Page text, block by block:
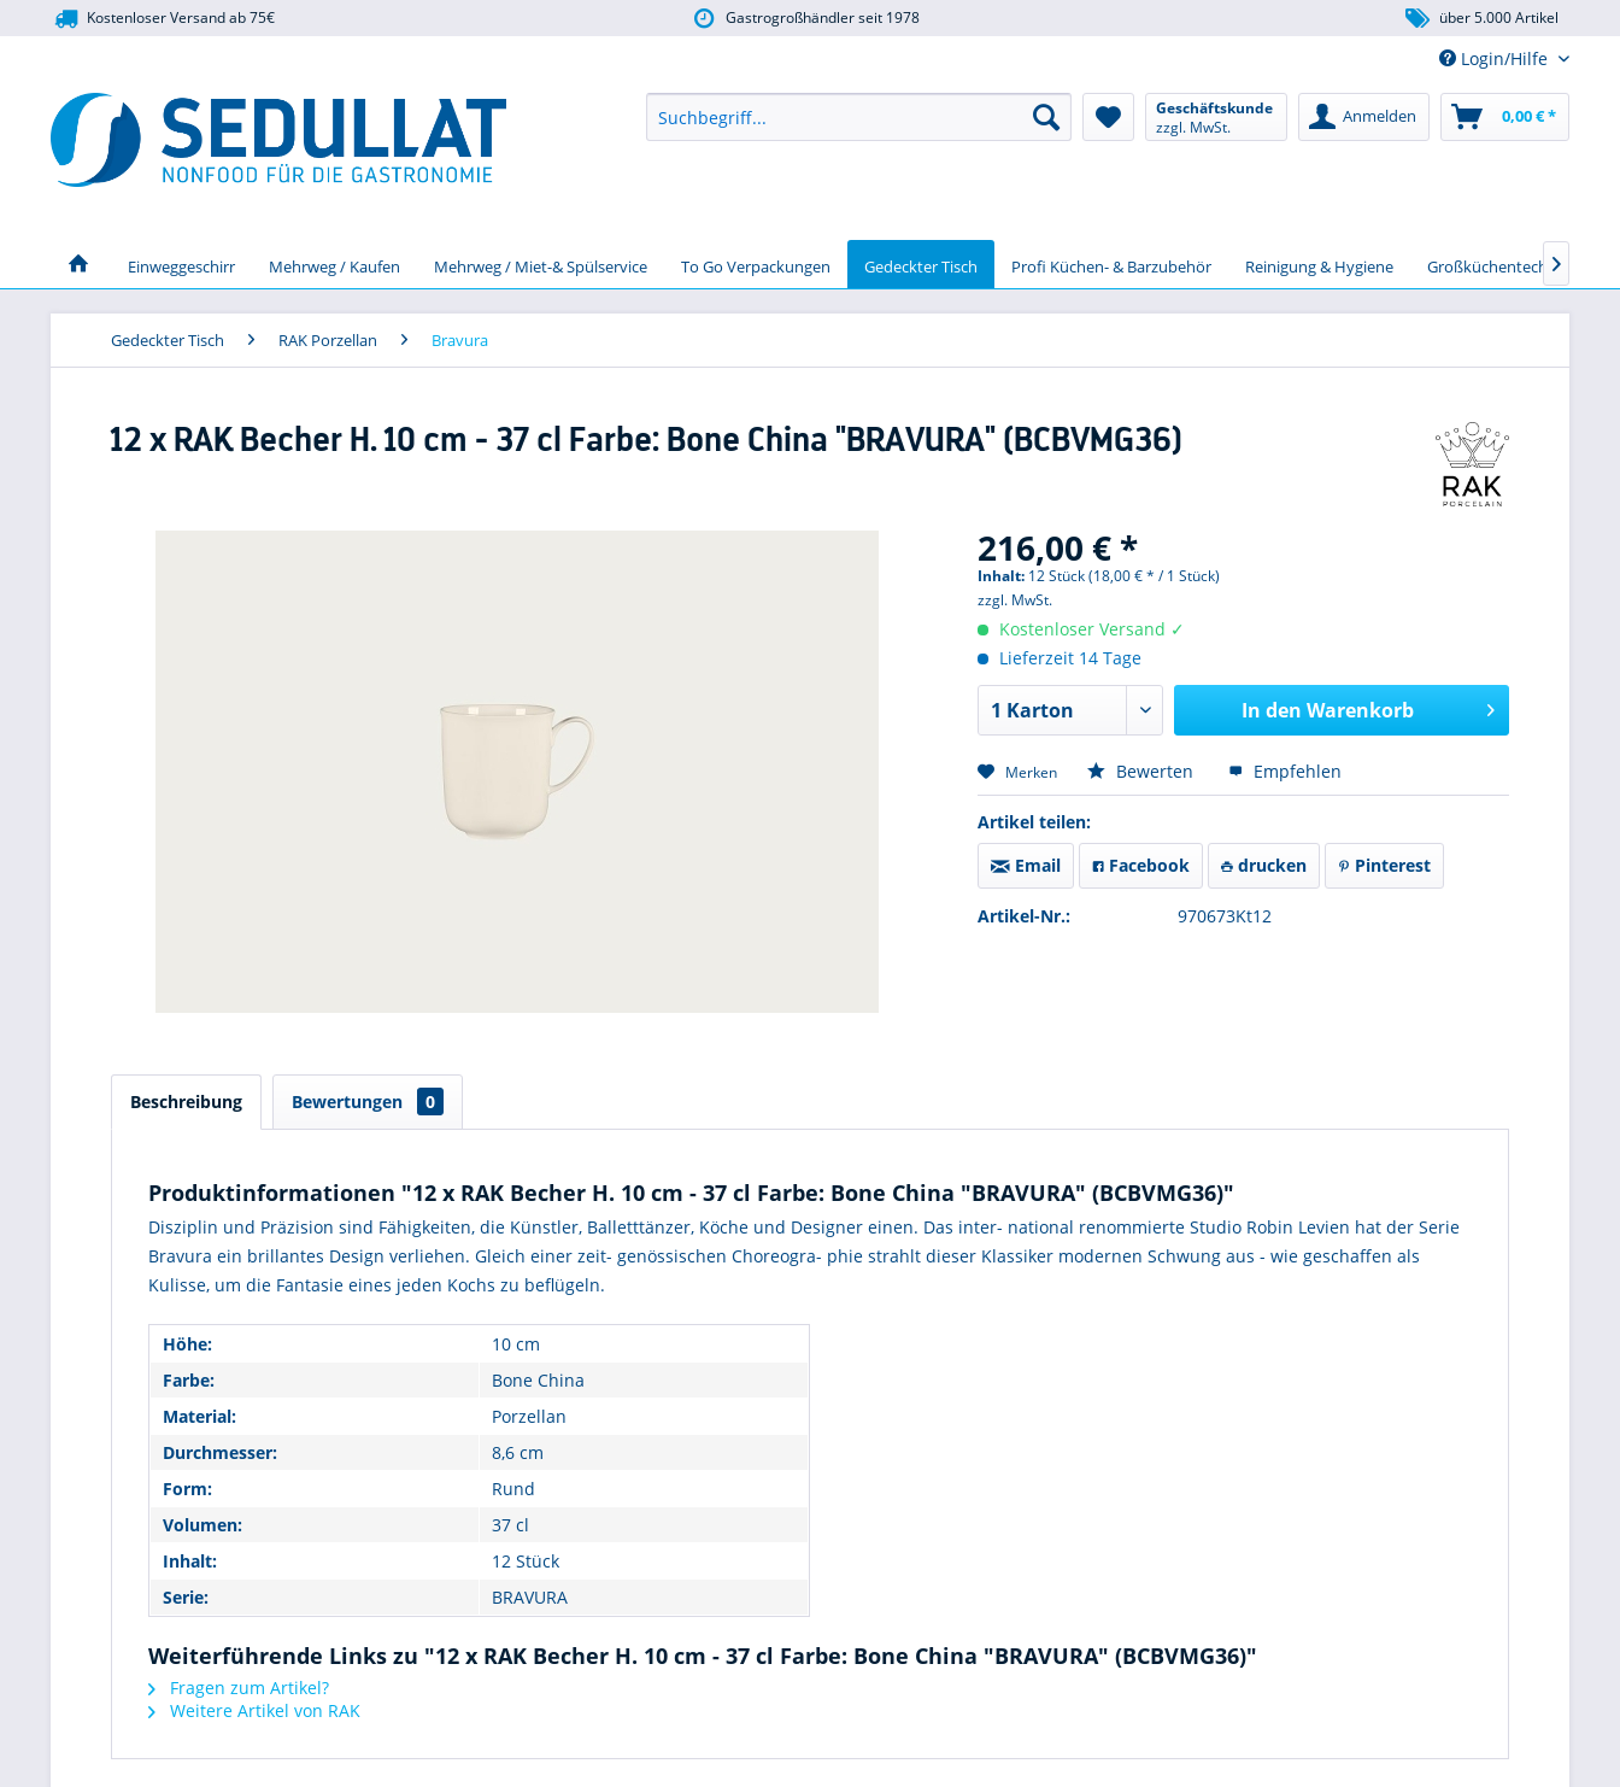
Kostenloser Versand ab 75€ Gastrogroßhändler seit 1978 über 5.000 Artikel
Login/Hilfe
Geschäftskunde
zzgl. MwSt.
Anmelden 0,00 € *
Einweggeschirr Mehrweg / Kaufen Mehrweg / Miet-& Spülservice To Go Verpackungen Gedeckter Tisch Profi Küchen- & Barzubehör Reinigung & Hygiene Großküchentechnik

Gedeckter Tisch RAK Porzellan Bravura
12 x RAK Becher H. 10 cm - 37 cl Farbe: Bone China "BRAVURA" (BCBVMG36)
216,00 € *
Inhalt: 12 Stück (18,00 € * / 1 Stück)
zzgl. MwSt.
Kostenloser Versand ✓
Lieferzeit 14 Tage
In den Warenkorb
Merken Bewerten Empfehlen
Artikel teilen:
Email
Facebook drucken Pinterest
Artikel-Nr.: 970673Kt12
Beschreibung Bewertungen 0
Produktinformationen "12 x RAK Becher H. 10 cm - 37 cl Farbe: Bone China "BRAVURA" (BCBVMG36)"
Disziplin und Präzision sind Fähigkeiten, die Künstler, Balletttänzer, Köche und Designer einen. Das inter- national renommierte Studio Robin Levien hat der Serie
Bravura ein brillantes Design verliehen. Gleich einer zeit- genössischen Choreogra- phie strahlt dieser Klassiker modernen Schwung aus - wie geschaffen als
Kulisse, um die Fantasie eines jeden Kochs zu beflügeln.
Höhe:
10 cm
Farbe:
Bone China
Material:
Porzellan
Durchmesser:
8,6 cm
Form:
Rund
Volumen:
37 cl
Inhalt:
12 Stück
Serie:
BRAVURA
Weiterführende Links zu "12 x RAK Becher H. 10 cm - 37 cl Farbe: Bone China "BRAVURA" (BCBVMG36)"
Fragen zum Artikel?
Weitere Artikel von RAK